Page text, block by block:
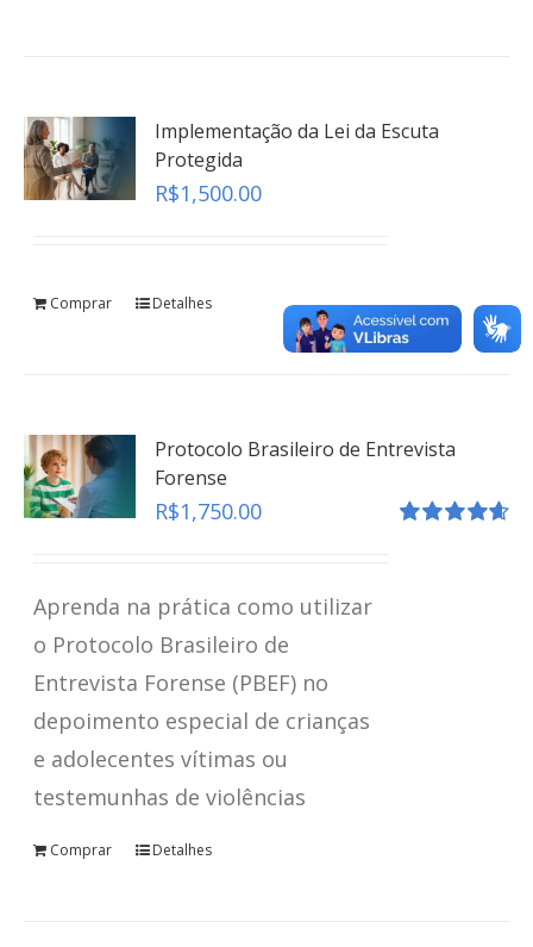
Implementação da Lei da Escuta
Protegida
R$1,500.00
Comprar Detalhes
Protocolo Brasileiro de Entrevista
Forense
R$1,750.00
Aprenda na prática como utilizar
o Protocolo Brasileiro de
Entrevista Forense (PBEF) no
depoimento especial de crianças
e adolecentes vítimas ou
testemunhas de violências
Comprar Detalhes
teste